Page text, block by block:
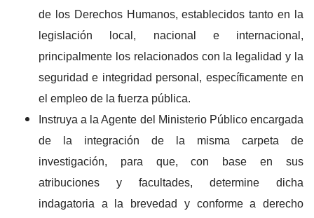
de los Derechos Humanos, establecidos tanto en la
legislación local, nacional e internacional,
principalmente los relacionados con la legalidad y la
seguridad e integridad personal, específicamente en
el empleo de la fuerza pública.
Instruya a la Agente del Ministerio Público encargada
de la integración de la misma carpeta de
investigación, para que, con base en sus
atribuciones y facultades, determine dicha
indagatoria a la brevedad y conforme a derecho